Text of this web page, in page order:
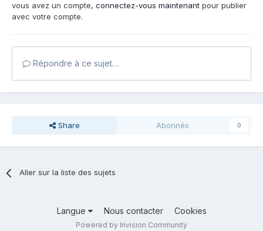
vous avez un compte, connectez-vous maintenant pour publier
avec votre compte.
Répondre à ce sujet…
Share Abonnés 0
Aller sur la liste des sujets
Langue Nous contacter Cookies
Powered by Invision Community